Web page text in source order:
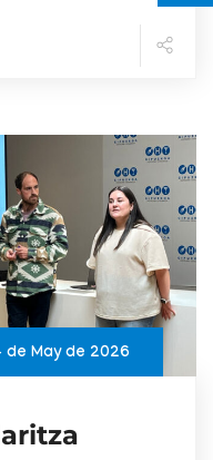
de May de 2026